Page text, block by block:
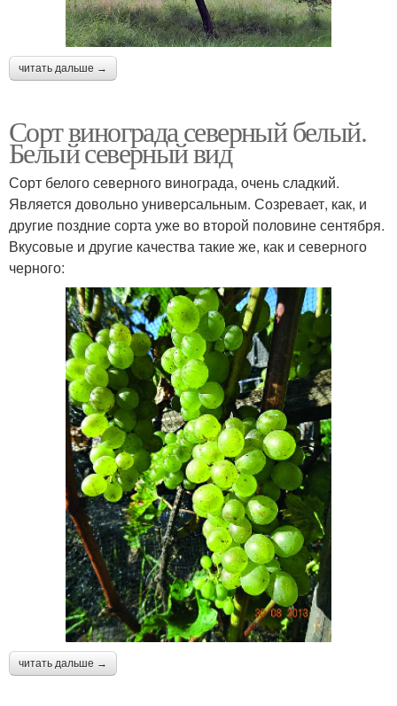
читать дальше →
Сорт винограда северный белый.
Белый северный вид
Сорт белого северного винограда, очень сладкий.
Является довольно универсальным. Созревает, как, и
другие поздние сорта уже во второй половине сентября.
Вкусовые и другие качества такие же, как и северного
черного:
читать дальше →